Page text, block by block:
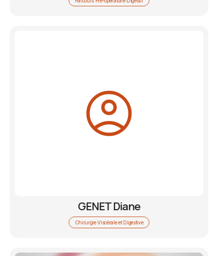
GENET Diane
Chirurgie Viscérale et Digestive